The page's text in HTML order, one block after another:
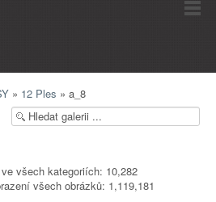
» 12 Ples » a_8
všech kategoriích: 10,282
všech obrázků: 1,119,181